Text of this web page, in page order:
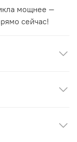
мощнее —
сейчас!